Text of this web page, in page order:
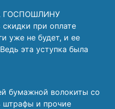
ГОСПОШЛИНУ
при оплате
уже не будет, и ее
эта уступка была
бумажной волокиты со
и прочие